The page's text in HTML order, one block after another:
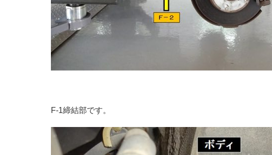
F-1締結部です。